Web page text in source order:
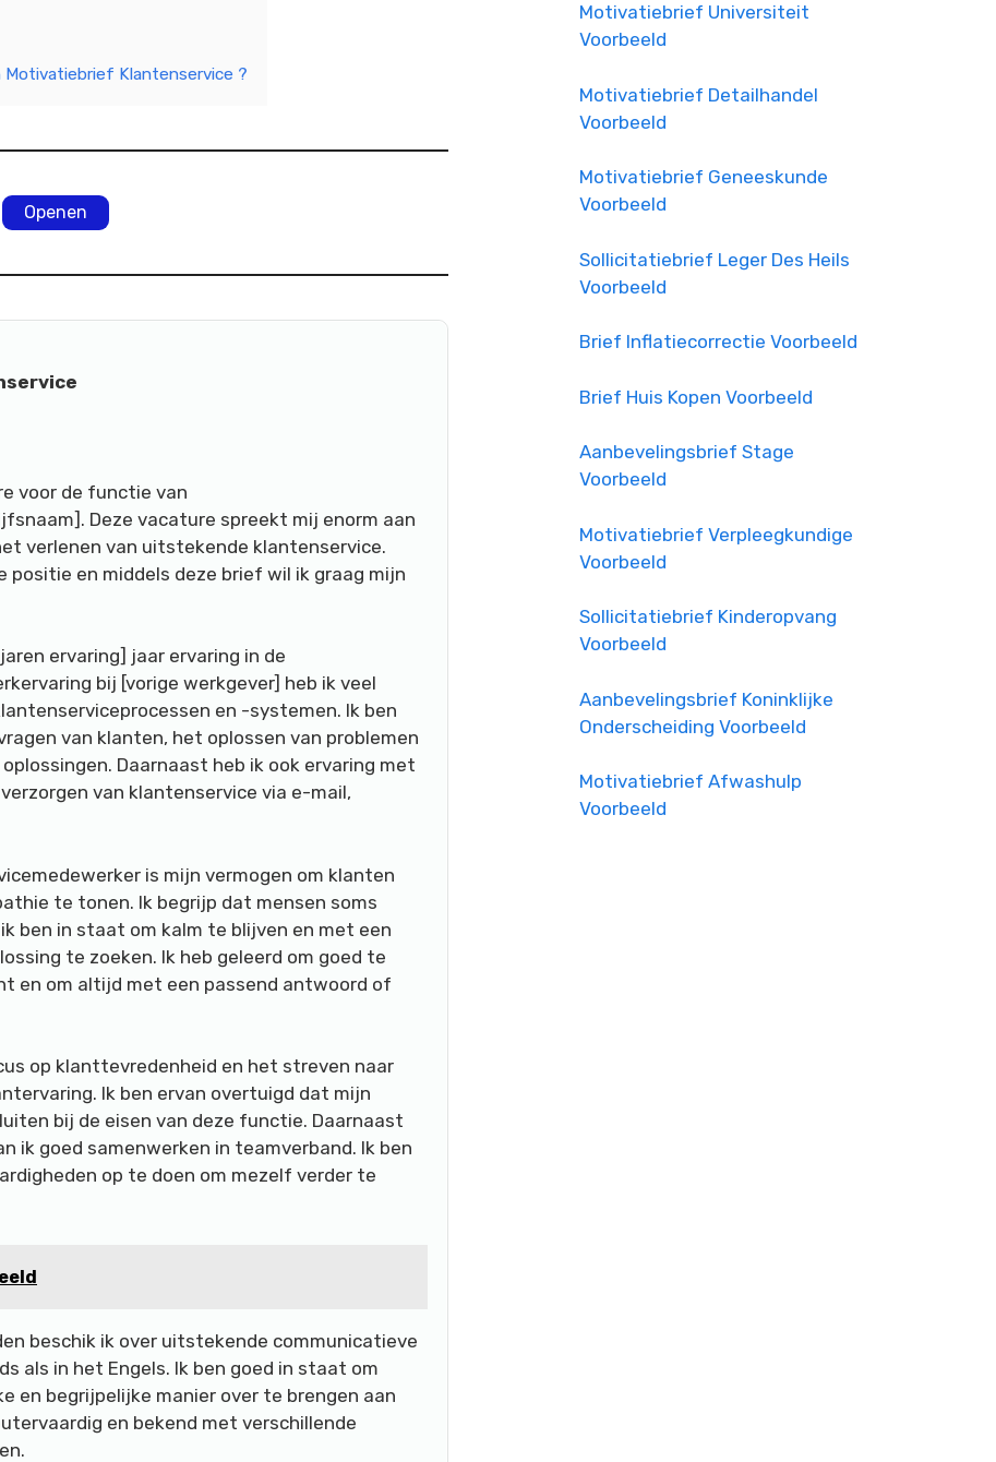
Klantenservice ?
Openen
voor de functie van
Deze vacature spreekt mij enorm aan
verlenen van uitstekende klantenservice.
positie en middels deze brief wil ik graag mijn
ervaring] jaar ervaring in de
bij [vorige werkgever] heb ik veel
en -systemen. Ik ben
van klanten, het oplossen van problemen
Daarnaast heb ik ook ervaring met
van klantenservice via e-mail,
is mijn vermogen om klanten
te tonen. Ik begrijp dat mensen soms
ben in staat om kalm te blijven en met een
te zoeken. Ik heb geleerd om goed te
en om altijd met een passend antwoord of
op klanttevredenheid en het streven naar
Ik ben ervan overtuigd dat mijn
bij de eisen van deze functie. Daarnaast
ik goed samenwerken in teamverband. Ik ben
op te doen om mezelf verder te
beschik ik over uitstekende communicatieve
als in het Engels. Ik ben goed in staat om
en begrijpelijke manier over te brengen aan
en bekend met verschillende
Motivatiebrief Universiteit
Voorbeeld
Motivatiebrief Detailhandel
Voorbeeld
Motivatiebrief Geneeskunde
Voorbeeld
Sollicitatiebrief Leger Des Heils
Voorbeeld
Brief Inflatiecorrectie Voorbeeld
Brief Huis Kopen Voorbeeld
Aanbevelingsbrief Stage
Voorbeeld
Motivatiebrief Verpleegkundige
Voorbeeld
Sollicitatiebrief Kinderopvang
Voorbeeld
Aanbevelingsbrief Koninklijke
Onderscheiding Voorbeeld
Motivatiebrief Afwashulp
Voorbeeld